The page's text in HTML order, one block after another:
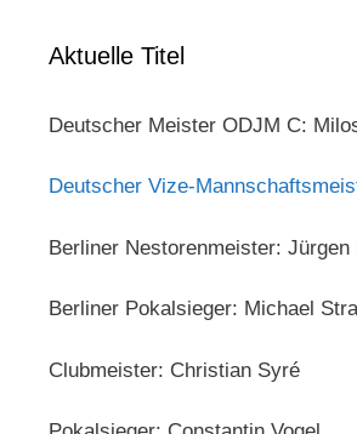
Aktuelle Titel
Deutscher Meister ODJM C:
Deutscher Vize-
Berliner Nestorenmeister: Jürgen
Berliner Pokalsieger: Michael
Clubmeister: Christian Syré